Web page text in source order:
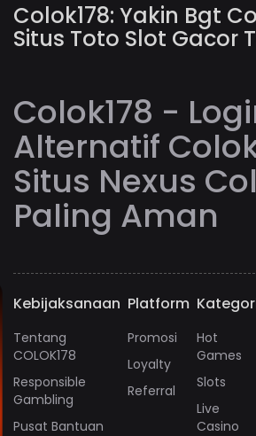
Colok178: Yakin Bgt
Situs Toto Slot Gacor
Colok178 -
Alternatif
Situs Nexus
Paling Aman
Kebijaksanaan
Tentang
COLOK178
Responsible
Gambling
Pusat Bantuan
Platform
Promosi
Loyalty
Referral
Hot
Games
Slots
Live
Casino